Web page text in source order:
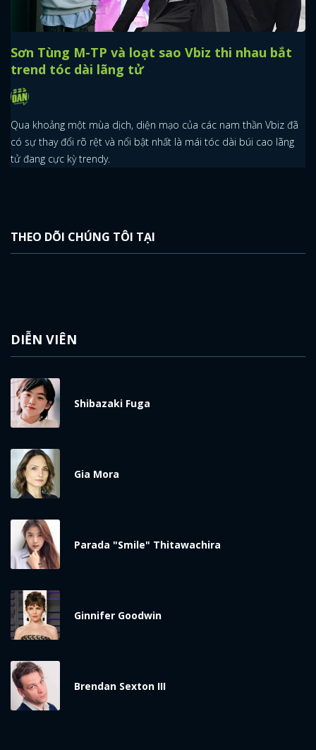
Sơn Tùng M-TP và loạt sao Vbiz thi nhau bắt
trend tóc dài lãng tử
Qua khoảng một mùa dịch, diện mạo của các nam thần Vbiz đã
có sự thay đổi rõ rệt và nổi bật nhất là mái tóc dài búi cao lãng
tử đang cực kỳ trendy.
THEO DÕI CHÚNG TÔI TẠI
DIỄN VIÊN
Shibazaki Fuga
Gia Mora
Parada "Smile" Thitawachira
Ginnifer Goodwin
Brendan Sexton III